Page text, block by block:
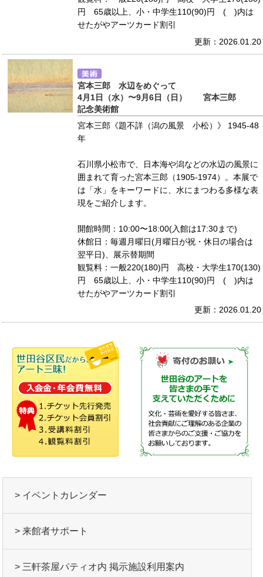
円 65歳以上、小・中学生110(90)円 ( )内は
せたがやアーツカード割引
更新：2026.01.20
宮本三郎 水辺をめぐって
4月1日（水）〜9月6日（日） 宮本三郎
記念美術館
宮本三郎《題不詳（潟の風景 小松）》 1945-48
年
石川県小松市で、日本海や潟などの水辺の風景に
囲まれて育った宮本三郎（1905-1974）。本展で
は「水」をキーワードに、水にまつわる多様な表
現をご紹介します。
開館時間：10:00〜18:00(入館は17:30まで)
休館日：毎週月曜日(月曜日が祝・休日の場合は
翌平日)、展示替期間
観覧料：一般220(180)円 高校・大学生170(130)
円 65歳以上、小・中学生110(90)円 ( )内は
せたがやアーツカード割引
更新：2026.01.20
> イベントカレンダー
> 来館者サポート
> 三軒茶屋パティオ内 掲示施設利用案内